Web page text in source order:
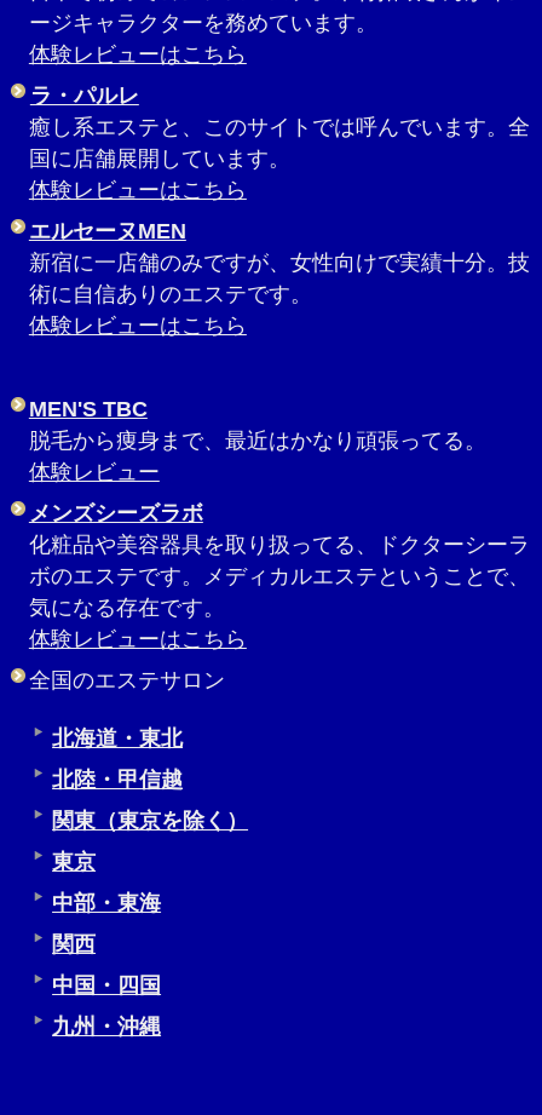
ージキャラクターを務めています。
体験レビューはこちら
ラ・パルレ
癒し系エステと、このサイトでは呼んでいます。全
国に店舗展開しています。
体験レビューはこちら
エルセーヌMEN
新宿に一店舗のみですが、女性向けで実績十分。技
術に自信ありのエステです。
体験レビューはこちら
MEN'S TBC
脱毛から痩身まで、最近はかなり頑張ってる。
体験レビュー
メンズシーズラボ
化粧品や美容器具を取り扱ってる、ドクターシーラ
ボのエステです。メディカルエステということで、
気になる存在です。
体験レビューはこちら
全国のエステサロン
北海道・東北
北陸・甲信越
関東（東京を除く）
東京
中部・東海
関西
中国・四国
九州・沖縄